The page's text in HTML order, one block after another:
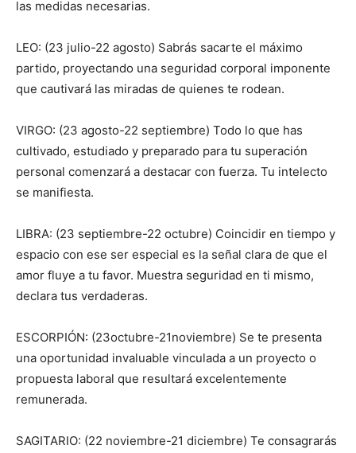
las medidas necesarias.
LEO: (23 julio-22 agosto) Sabrás sacarte el máximo
partido, proyectando una seguridad corporal imponente
que cautivará las miradas de quienes te rodean.
VIRGO: (23 agosto-22 septiembre) Todo lo que has
cultivado, estudiado y preparado para tu superación
personal comenzará a destacar con fuerza. Tu intelecto
se manifiesta.
LIBRA: (23 septiembre-22 octubre) Coincidir en tiempo y
espacio con ese ser especial es la señal clara de que el
amor fluye a tu favor. Muestra seguridad en ti mismo,
declara tus verdaderas.
ESCORPIÓN: (23octubre-21noviembre) Se te presenta
una oportunidad invaluable vinculada a un proyecto o
propuesta laboral que resultará excelentemente
remunerada.
SAGITARIO: (22 noviembre-21 diciembre) Te consagrarás